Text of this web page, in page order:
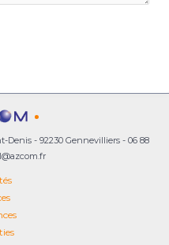
- 92230 Gennevilliers - 06 88